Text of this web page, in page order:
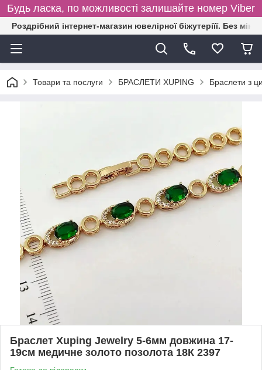
Будь ласка, по можливості залишайте номер Viber
Роздрібний інтернет-магазин ювелірної біжутеріїї. Без
Товари та послуги БРАСЛЕТИ XUPING Браслети з
Браслет Xuping Jewelry 5-6мм довжина 17-
19см медичне золото позолота 18К 2397